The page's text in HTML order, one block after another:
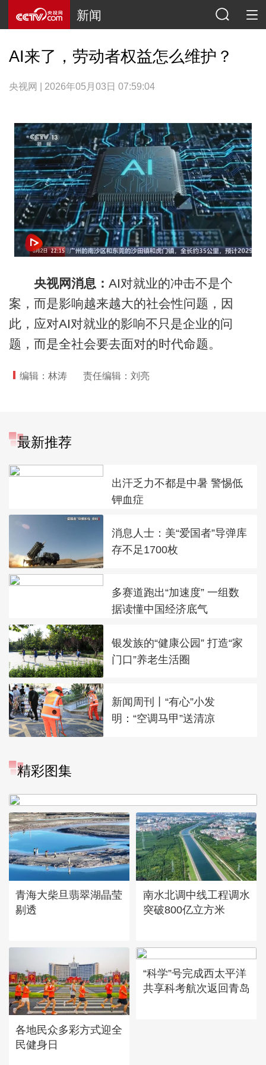
新闻
AI来了，劳动者权益怎么维护？
央视网 | 2026年05月03日 07:59:04
央视网消息： AI对就业的冲击不是个
案，而是影响越来越大的社会性问题，因
此，应对AI对就业的影响不只是企业的问
题，而是全社会要去面对的时代命题。
编辑：林涛 责任编辑：刘亮
最新推荐
出汗乏力不都是中暑 警惕低
钾血症
消息人士：美“爱国者”导弹库
存不足1700枚
多赛道跑出“加速度” 一组数
据读懂中国经济底气
银发族的“健康公园” 打造“家
门口”养老生活圈
新闻周刊丨“有心”小发
明：“空调马甲”送清凉
精彩图集
“大地指纹”奏响夏夜文旅乐
青海大柴旦翡翠湖晶莹
剔透
南水北调中线工程调水
突破800亿立方米
各地民众多彩方式迎全
民健身日
“科学”号完成西太平洋
共享科考航次返回青岛